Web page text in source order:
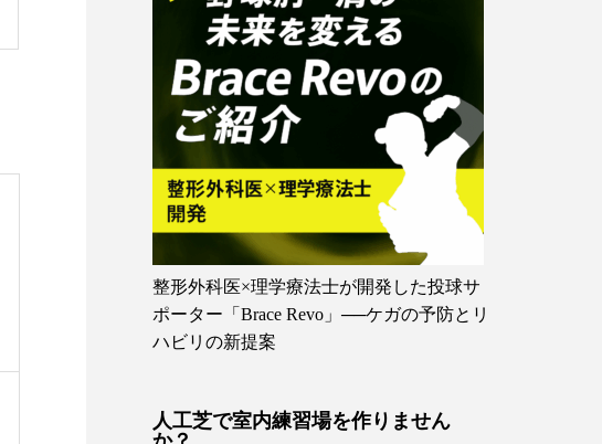
整形外科医×理学療法士が開発した投球サ
ポーター「Brace Revo」──ケガの予防とリ
ハビリの新提案
人工芝で室内練習場を作りません